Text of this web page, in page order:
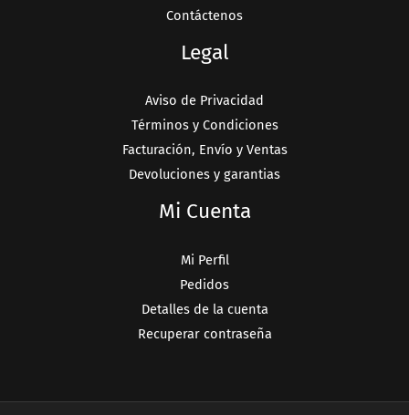
Contáctenos
Legal
Aviso de Privacidad
Términos y Condiciones
Facturación, Envío y Ventas
Devoluciones y garantias
Mi Cuenta
Mi Perfil
Pedidos
Detalles de la cuenta
Recuperar contraseña